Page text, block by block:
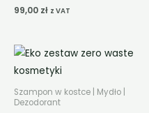
99,00 zł z VAT
Szampon w kostce | Mydło |
Dezodorant